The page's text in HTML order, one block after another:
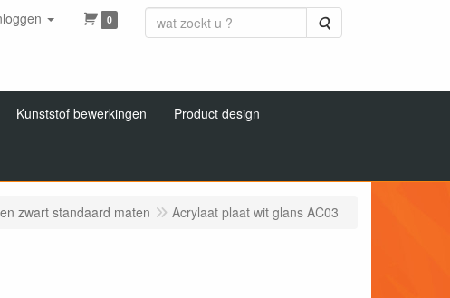
0 Zoeken
Kunststof bewerkingen Product design
zwart standaard maten Acrylaat plaat wit glans AC03